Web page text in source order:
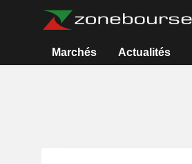
Marchés Actualités